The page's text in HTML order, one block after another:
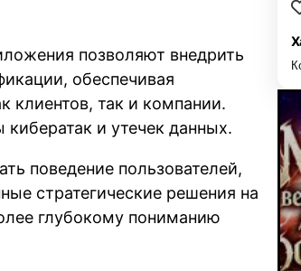
позволяют внедрить
обеспечивая
клиентов, так и компании.
и утечек данных.
поведение пользователей,
стратегические решения на
глубокому пониманию